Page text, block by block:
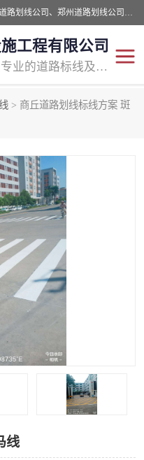
周口中为交通设施工程有限公司是一家洛阳道路划线公司、郑州道路划线公司、平顶山道路车位划线公司、开封车位划线公司、许昌道路车位划线公司、漯河道路车位划线公司，公司始终坚持“诚信、匠心、专注”的宗旨；我们的经营理念是：的服务。
工程有限公司
专注道路标线施工，专业的道路标线及交通设施施工服务商!
> 商丘道路划线标线方案 斑
线
马路标线
道路划线